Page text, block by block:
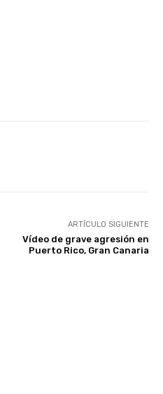
ARTÍCULO SIGUIENTE
Vídeo de grave agresión en
Puerto Rico, Gran Canaria